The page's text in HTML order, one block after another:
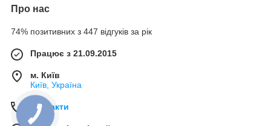
Про нас
74% позитивних з 447 відгуків за рік
Працює з 21.09.2015
м. Київ
Київ, Україна
Контакти